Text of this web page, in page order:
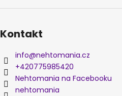
Kontakt
info@nehtomania.cz
+420775985420
Nehtomania na Facebooku
nehtomania